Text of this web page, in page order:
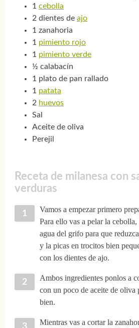
1 cebolla
2 dientes de ajo
1 zanahoria
1 pimiento rojo
1 pimiento verde
½ calabacín
1 plato de pan rallado
1 patata
2 huevos
Sal
Aceite de oliva
Perejil
Receta de milanesa con
verduras
Vamos a empezar primero
Para ello vas a pelar la
agua del grifo para que
y la picas en trocitos bien
con los dientes de ajo.
Ambos ingredientes ponlos a
con un poco de aceite de oliva
bien.
Mientras vas a cortar la